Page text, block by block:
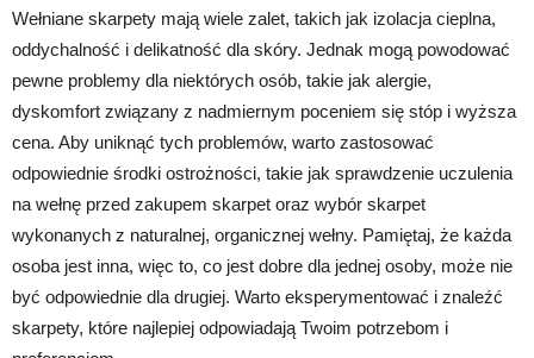
Wełniane skarpety mają wiele zalet, takich jak izolacja cieplna,
oddychalność i delikatność dla skóry. Jednak mogą powodować
pewne problemy dla niektórych osób, takie jak alergie,
dyskomfort związany z nadmiernym poceniem się stóp i wyższa
cena. Aby uniknąć tych problemów, warto zastosować
odpowiednie środki ostrożności, takie jak sprawdzenie uczulenia
na wełnę przed zakupem skarpet oraz wybór skarpet
wykonanych z naturalnej, organicznej wełny. Pamiętaj, że każda
osoba jest inna, więc to, co jest dobre dla jednej osoby, może nie
być odpowiednie dla drugiej. Warto eksperymentować i znaleźć
skarpety, które najlepiej odpowiadają Twoim potrzebom i